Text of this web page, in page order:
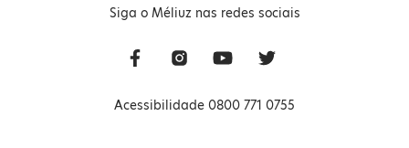
Siga o Méliuz nas redes sociais
Acessibilidade 0800 771 0755